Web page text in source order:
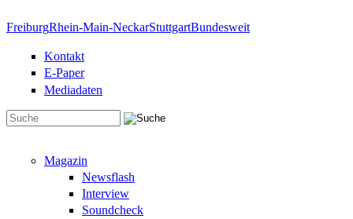
FreiburgRhein-Main-NeckarStuttgartBundesweit
Kontakt
E-Paper
Mediadaten
Magazin
Newsflash
Interview
Soundcheck